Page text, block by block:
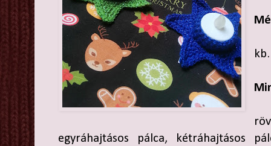
egyráhajtásos pálca, kétráhajtásos